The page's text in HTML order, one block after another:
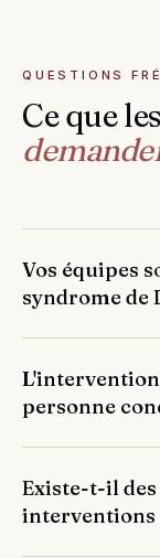
QUESTIONS
Ce que
Vos équipes
syndrome de
personne
Existe-t-il
interventions